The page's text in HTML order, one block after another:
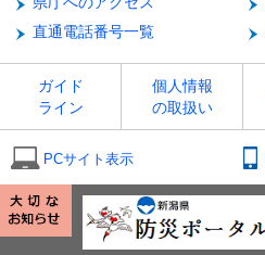
直通電話番号一覧
ガイド
ライン
個人情報
の取扱い
PCサイト表示